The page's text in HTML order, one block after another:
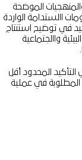
الموضحة
االستدامة الواردة
في توضيح استنتاج
واالجتماعية
المحدود أقل
في عملية